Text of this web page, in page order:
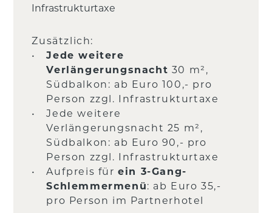
Infrastrukturtaxe
Zusätzlich:
Jede weitere
Verlängerungsnacht 30 m²,
Südbalkon: ab Euro 100,- pro
Person zzgl. Infrastrukturtaxe
Jede weitere
Verlängerungsnacht 25 m²,
Südbalkon: ab Euro 90,- pro
Person zzgl. Infrastrukturtaxe
Aufpreis fürein 3-Gang-
Schlemmermenü: ab Euro 35,-
pro Person im Partnerhotel